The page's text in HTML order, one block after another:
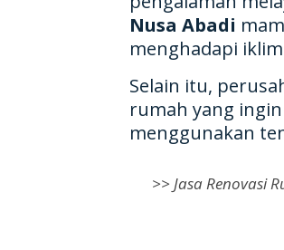
Nusa Abadi
menghadapi
Selain itu,
rumah yang
menggunakan
>> Jasa Renovasi